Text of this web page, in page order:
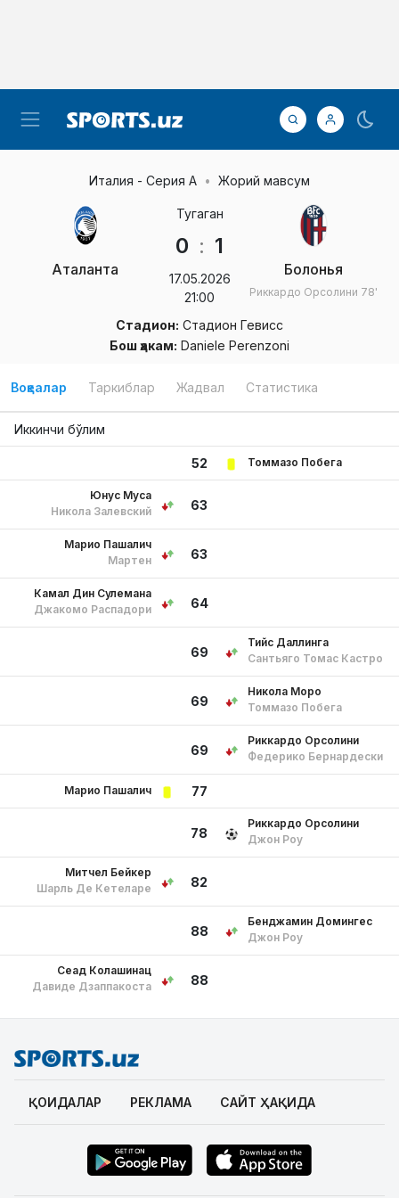
Италия - Серия А Жорий мавсум
Аталанта
Тугаган
0 : 1
17.05.2026
21:00
Болонья
Риккардо Орсолини 78'
Стадион: Стадион Гевисс
Бош ҳакам: Daniele Perenzoni
Воқеалар Таркиблар Жадвал Статистика
Иккинчи бўлим
52 Томмазо Побега
63
Юнус Муса
Никола Залевский
63
Марио Пашалич
Мартен
64
Камал Дин Сулемана
Джакомо Распадори
69
Тийс Даллинга
Сантьяго Томас Кастро
69
Никола Моро
Томмазо Побега
69
Риккардо Орсолини
Федерико Бернардески
77
Марио Пашалич
78
Риккардо Орсолини
Джон Роу
82
Митчел Бейкер
Шарль Де Кетеларе
88
Бенджамин Домингес
Джон Роу
88
Сеад Колашинац
Давиде Дзаппакоста
ҚОИДАЛАР РЕКЛАМА САЙТ ҲАҚИДА